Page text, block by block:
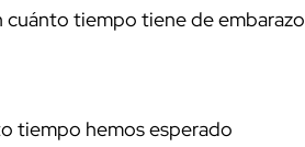
tiempo tiene de embarazo
tiempo hemos esperado